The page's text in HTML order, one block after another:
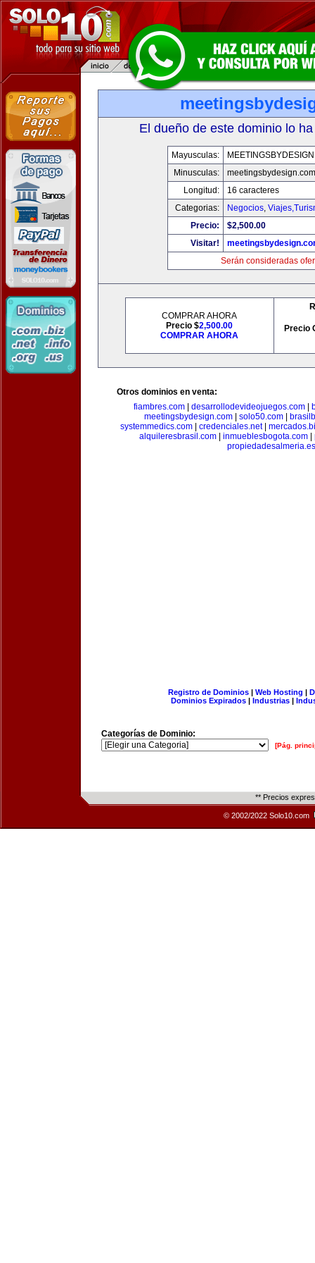
El dueño de este dominio lo
Mayusculas:
Minusculas:
meetingsbydesign.com
Longitud:
16 caracteres
Categorias:
Negocios,
Precio:
$2,500.00
Visitar!
Serán consideradas
COMPRAR AHORA
Precio $2,500.00
COMPRAR AHORA
Precio
Otros dominios en venta:
fiambres.com| desarrollodevideojuegos.com|
meetingsbydesign.com
solo50.com
systemmedics.com| credenciales.net|
alquileresbrasil.com| inmueblesbogota.com|
propiedadesalmeria.es
Registro de Dominios| Web Hosting |
Dominios Expirados | Industrias |
Categorías de Dominio:
[Pág.
** Precios
© 2002/2022 Solo10.com